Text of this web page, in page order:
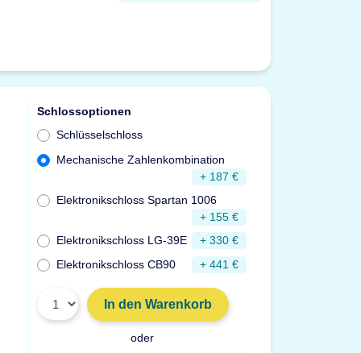
Schlossoptionen
Schlüsselschloss
Mechanische Zahlenkombination
+ 187 €
Elektronikschloss Spartan 1006
+ 155 €
Elektronikschloss LG-39E
+ 330 €
Elektronikschloss CB90
+ 441 €
In den Warenkorb
oder